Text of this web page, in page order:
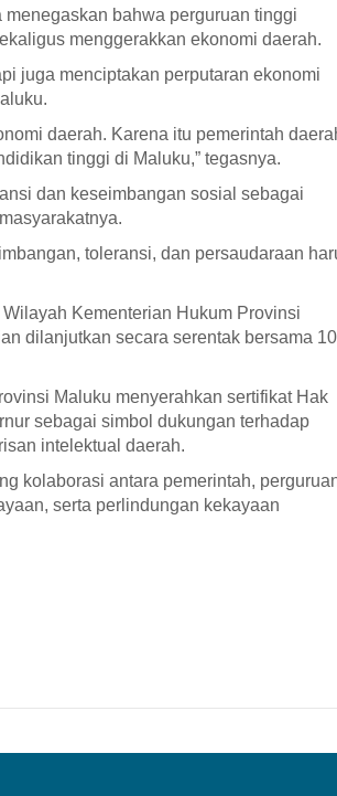
bahwa perguruan tinggi
menggerakkan ekonomi daerah.
juga menciptakan perputaran ekonomi
daerah. Karena itu pemerintah
tinggi di Maluku,” tegasnya.
dan keseimbangan sosial sebagai
toleransi, dan persaudaraan
Kementerian Hukum Provinsi
dilanjutkan secara serentak bersama 10
Maluku menyerahkan sertifikat Hak
sebagai simbol dukungan terhadap
intelektual daerah.
kolaborasi antara pemerintah,
serta perlindungan kekayaan